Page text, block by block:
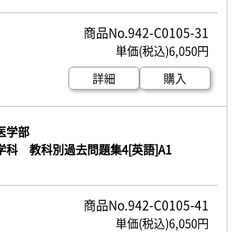
942-C0105-31
6,050円
詳細
購入
学部
科 教科別過去問題集4[英語]A1
942-C0105-41
6,050円